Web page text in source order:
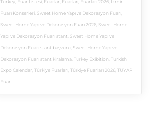
Turkey, Fuar Listesi, Fuarlar, Fuarları, Fuarları 2026, İzmir
Fuarı Konserleri, Sweet Home Yapı ve Dekorasyon Fuarı,
Sweet Home Yapı ve Dekorasyon Fuarı 2026, Sweet Home
Yapı ve Dekorasyon Fuarı stant, Sweet Home Yapı ve
Dekorasyon Fuarı stant başvuru, Sweet Home Yapı ve
Dekorasyon Fuarı stant kiralama, Turkey Exibition, Turkish
Expo Calendar, Türkiye Fuarları, Türkiye Fuarları 2026, TÜYAP
Fuar